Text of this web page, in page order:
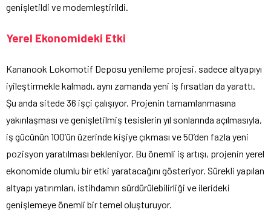
genişletildi ve modernleştirildi.
Yerel Ekonomideki Etki
Kananook Lokomotif Deposu yenileme projesi, sadece altyapıyı
iyileştirmekle kalmadı, aynı zamanda yeni iş fırsatları da yarattı.
Şu anda sitede 36 işçi çalışıyor. Projenin tamamlanmasına
yakınlaşması ve genişletilmiş tesislerin yıl sonlarında açılmasıyla,
iş gücünün 100’ün üzerinde kişiye çıkması ve 50’den fazla yeni
pozisyon yaratılması bekleniyor. Bu önemli iş artışı, projenin yerel
ekonomide olumlu bir etki yaratacağını gösteriyor. Sürekli yapılan
altyapı yatırımları, istihdamın sürdürülebilirliği ve ilerideki
genişlemeye önemli bir temel oluşturuyor.